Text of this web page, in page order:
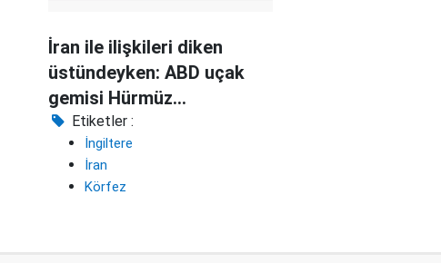
İran ile ilişkileri diken
üstündeyken: ABD uçak
gemisi Hürmüz
Boğazı'ndan geçti
Etiketler :
İngiltere
İran
Körfez